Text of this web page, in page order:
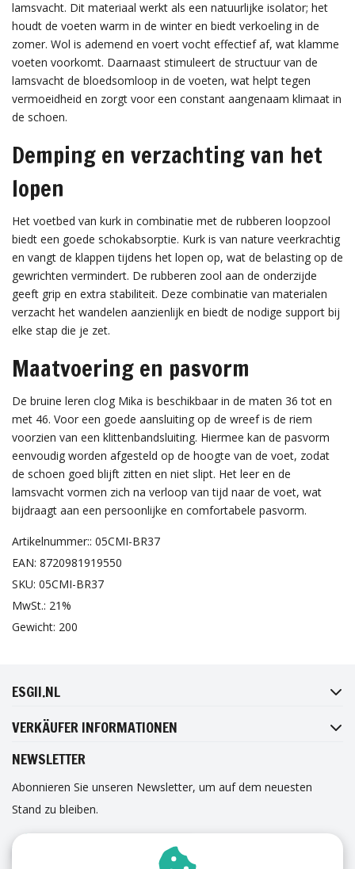
lamsvacht. Dit materiaal werkt als een natuurlijke isolator; het
houdt de voeten warm in de winter en biedt verkoeling in de
zomer. Wol is ademend en voert vocht effectief af, wat klamme
voeten voorkomt. Daarnaast stimuleert de structuur van de
lamsvacht de bloedsomloop in de voeten, wat helpt tegen
vermoeidheid en zorgt voor een constant aangenaam klimaat in
de schoen.
Demping en verzachting van het
lopen
Het voetbed van kurk in combinatie met de rubberen loopzool
biedt een goede schokabsorptie. Kurk is van nature veerkrachtig
en vangt de klappen tijdens het lopen op, wat de belasting op de
gewrichten vermindert. De rubberen zool aan de onderzijde
geeft grip en extra stabiliteit. Deze combinatie van materialen
verzacht het wandelen aanzienlijk en biedt de nodige support bij
elke stap die je zet.
Maatvoering en pasvorm
De bruine leren clog Mika is beschikbaar in de maten 36 tot en
met 46. Voor een goede aansluiting op de wreef is de riem
voorzien van een klittenbandsluiting. Hiermee kan de pasvorm
eenvoudig worden afgesteld op de hoogte van de voet, zodat
de schoen goed blijft zitten en niet slipt. Het leer en de
lamsvacht vormen zich na verloop van tijd naar de voet, wat
bijdraagt aan een persoonlijke en comfortabele pasvorm.
Artikelnummer:: 05CMI-BR37
EAN: 8720981919550
SKU: 05CMI-BR37
MwSt.: 21%
Gewicht: 200
ESGII.NL
VERKÄUFER INFORMATIONEN
NEWSLETTER
Abonnieren Sie unseren Newsletter, um auf dem neuesten
Stand zu bleiben.
ANMELDUNG ZUM NEWSLETTER